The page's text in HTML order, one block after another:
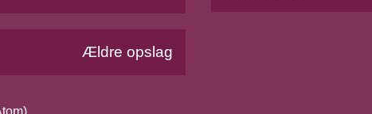
Ældre opslag